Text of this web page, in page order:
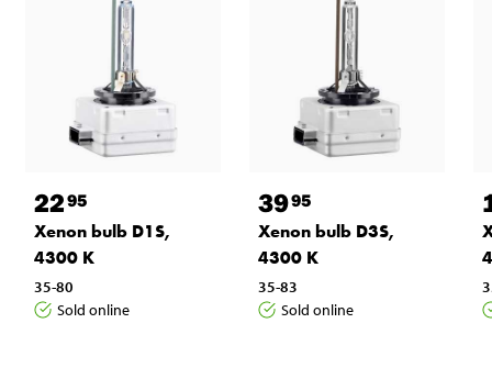
2295
Xenon bulb D1S,
4300 K
35-80
Sold online
3995
Xenon bulb D3S,
4300 K
35-83
Sold online